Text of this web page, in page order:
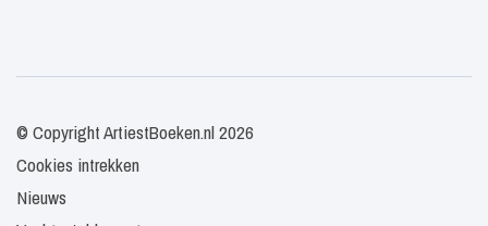
© Copyright ArtiestBoeken.nl 2026
Cookies intrekken
Nieuws